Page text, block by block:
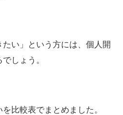
たい」という方には、個人開
しょう。
比較表でまとめました。